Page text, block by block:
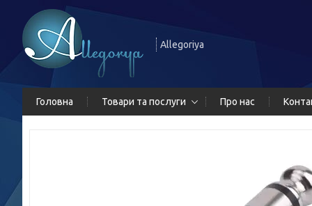
Allegoriya
Головна Товари та послуги Про нас